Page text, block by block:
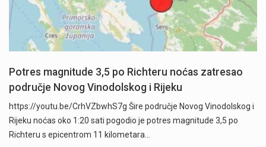
Potres magnitude 3,5 po Richteru noćas zatresao
područje Novog Vinodolskog i Rijeku
https://youtu.be/CrhVZbwhS7g Šire područje Novog Vinodolskog i
Rijeku noćas oko 1:20 sati pogodio je potres magnitude 3,5 po
Richteru s epicentrom 11 kilometara…